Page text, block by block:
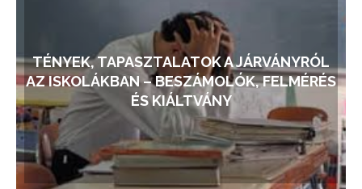
TÉNYEK, TAPASZTALATOK A JÁRVÁNYRÓL
AZ ISKOLÁKBAN – BESZÁMOLÓK, FELMÉRÉS
ÉS KIÁLTVÁNY